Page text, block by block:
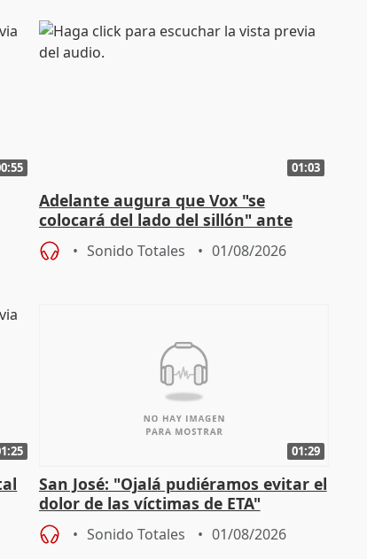
01:03
Adelante augura que Vox "se
colocará del lado del sillón" ante
iniciativas de la oposición
Sonido Totales 01/08/2026
01:29
San José: "Ojalá pudiéramos evitar el
dolor de las víctimas de ETA"
Sonido Totales 01/08/2026